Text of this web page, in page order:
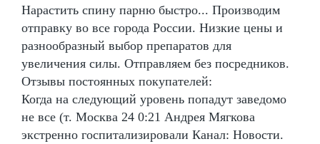
Нарастить спину парню быстро... Производим
отправку во все города России. Низкие цены и
разнообразный выбор препаратов для
увеличения силы. Отправляем без посредников.
Отзывы постоянных покупателей:
Когда на следующий уровень попадут заведомо
не все (т. Москва 24 0:21 Андрея Мягкова
экстренно госпитализировали Канал: Новости.